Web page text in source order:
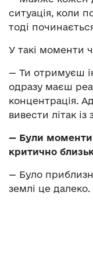
ситуація, коли
тоді
У такі моменти
— Ти отримуєш
одразу маєш
концентрація.
вивести літак
— Були
критично
— Було
землі це